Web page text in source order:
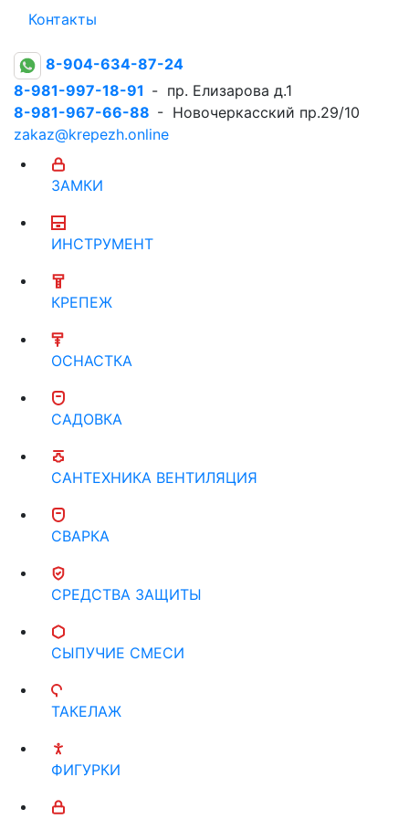
Контакты
8-904-634-87-24
8-981-997-18-91 - пр. Елизарова д.1
8-981-967-66-88 - Новочеркасский пр.29/10
zakaz@krepezh.online
ЗАМКИ
ИНСТРУМЕНТ
КРЕПЕЖ
ОСНАСТКА
САДОВКА
САНТЕХНИКА ВЕНТИЛЯЦИЯ
СВАРКА
СРЕДСТВА ЗАЩИТЫ
СЫПУЧИЕ СМЕСИ
ТАКЕЛАЖ
ФИГУРКИ